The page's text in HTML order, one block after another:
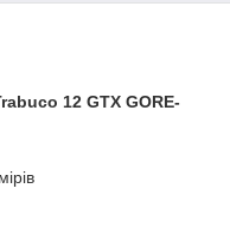
12 GTX GORE-